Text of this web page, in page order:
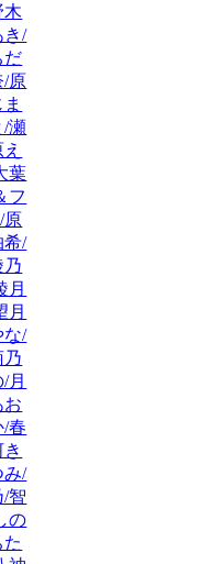
木
き/
だ
/原
/瀬
葉
フ
原
希/
乃
月
月
な/
乃
月
お
/春
み/
/智
の